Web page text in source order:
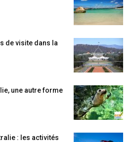
de visite dans la
une autre forme
: les activités